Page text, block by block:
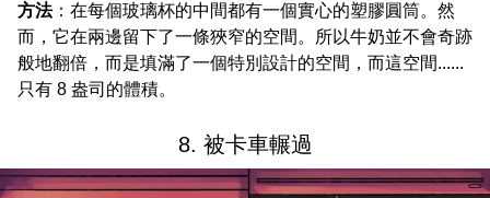
方法：在每個玻璃杯的中間都有一個實心的塑膠圓筒。然
而，它在兩邊留下了一條狹窄的空間。所以牛奶並不會奇跡
般地翻倍，而是填滿了一個特別設計的空間，而這空間......
只有 8 盎司的體積。
8. 被卡車輾過